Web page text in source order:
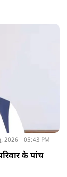
2026 05:43 PM
के पांच